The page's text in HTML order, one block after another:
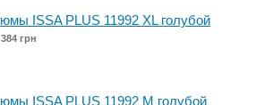
ISSA PLUS 11992 XL голубой
384 грн
ISSA PLUS 11992 M голубой